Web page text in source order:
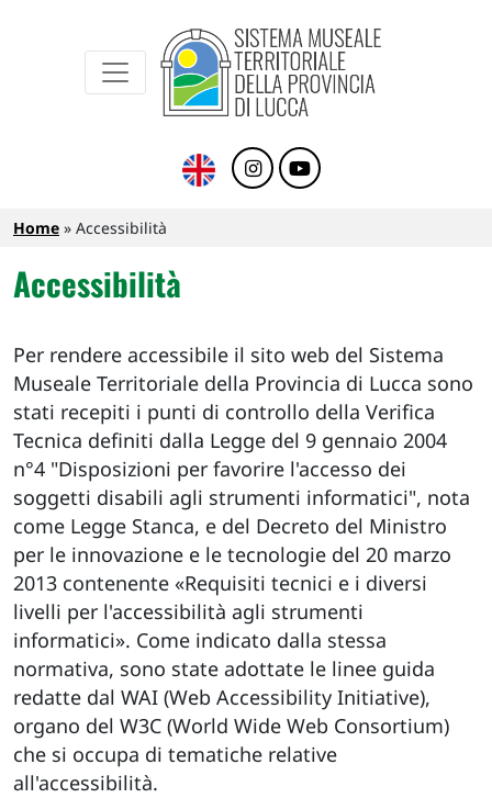
Sistema Museale Territoriale della
Briciole di pane
Home Accessibilità
Accessibilità
Per rendere accessibile il sito web del Sistema
Museale Territoriale della Provincia di Lucca sono
stati recepiti i punti di controllo della Verifica
Tecnica definiti dalla Legge del 9 gennaio 2004
n°4 "Disposizioni per favorire l'accesso dei
soggetti disabili agli strumenti informatici", nota
come Legge Stanca, e del Decreto del Ministro
per le innovazione e le tecnologie del 20 marzo
2013 contenente «Requisiti tecnici e i diversi
livelli per l'accessibilità agli strumenti
informatici». Come indicato dalla stessa
normativa, sono state adottate le linee guida
redatte dal WAI (Web Accessibility Initiative),
organo del W3C (World Wide Web Consortium)
che si occupa di tematiche relative
all'accessibilità.